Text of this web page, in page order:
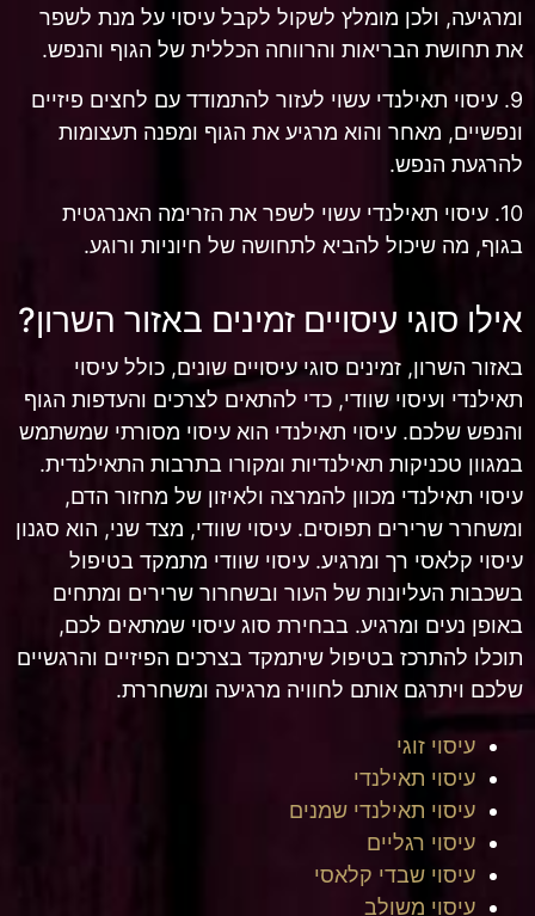
ומרגיעה, ולכן מומלץ לשקול לקבל עיסוי על מנת לשפר
את תחושת הבריאות והרווחה הכללית של הגוף והנפש.
9. עיסוי תאילנדי עשוי לעזור להתמודד עם לחצים פיזיים
ונפשיים, מאחר והוא מרגיע את הגוף ומפנה תעצומות
להרגעת הנפש.
10. עיסוי תאילנדי עשוי לשפר את הזרימה האנרגטית
בגוף, מה שיכול להביא לתחושה של חיוניות ורוגע.
אילו סוגי עיסויים זמינים באזור השרון?
באזור השרון, זמינים סוגי עיסויים שונים, כולל עיסוי
תאילנדי ועיסוי שוודי, כדי להתאים לצרכים והעדפות הגוף
והנפש שלכם. עיסוי תאילנדי הוא עיסוי מסורתי שמשתמש
במגוון טכניקות תאילנדיות ומקורו בתרבות התאילנדית.
עיסוי תאילנדי מכוון להמרצה ולאיזון של מחזור הדם,
ומשחרר שרירים תפוסים. עיסוי שוודי, מצד שני, הוא סגנון
עיסוי קלאסי רך ומרגיע. עיסוי שוודי מתמקד בטיפול
בשכבות העליונות של העור ובשחרור שרירים ומתחים
באופן נעים ומרגיע. בבחירת סוג עיסוי שמתאים לכם,
תוכלו להתרכז בטיפול שיתמקד בצרכים הפיזיים והרגשיים
שלכם ויתרגם אותם לחוויה מרגיעה ומשחררת.
עיסוי זוגי
עיסוי תאילנדי
עיסוי תאילנדי שמנים
עיסוי רגליים
עיסוי שבדי קלאסי
עיסוי משולב